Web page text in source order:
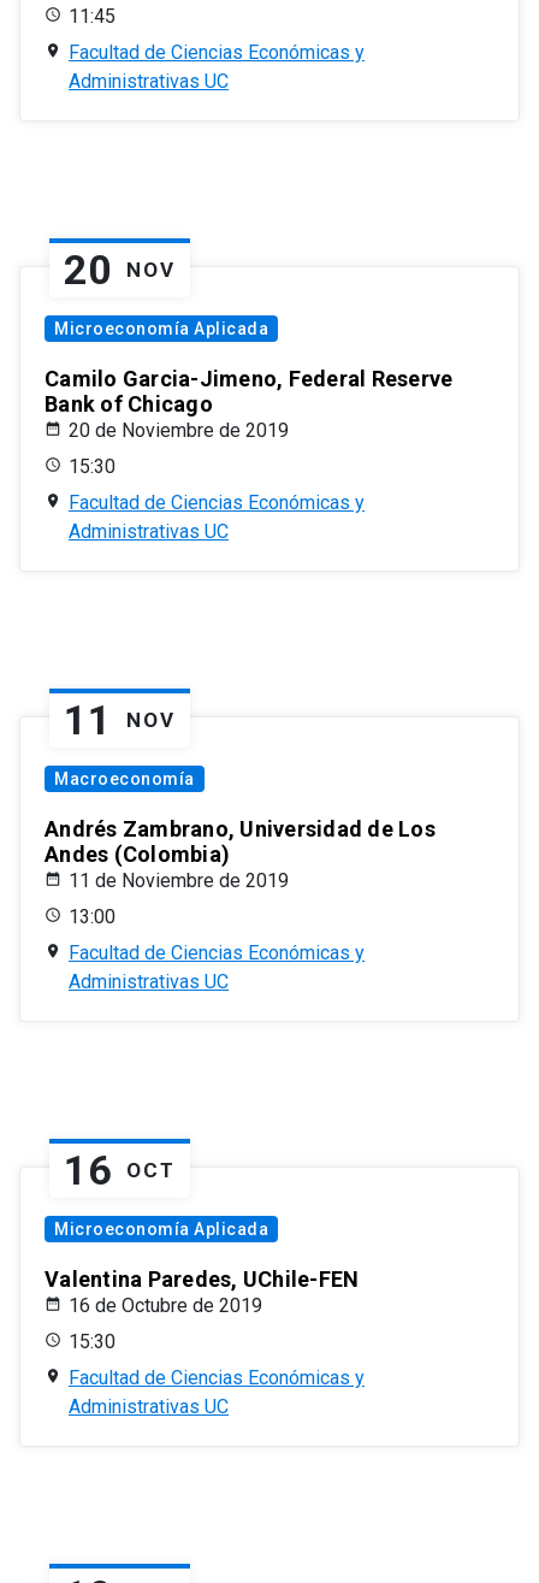
11:45
Facultad de Ciencias Económicas y
Administrativas UC
20 NOV
Microeconomía Aplicada
Camilo Garcia-Jimeno, Federal Reserve
Bank of Chicago
20 de Noviembre de 2019
15:30
Facultad de Ciencias Económicas y
Administrativas UC
11 NOV
Macroeconomía
Andrés Zambrano, Universidad de Los
Andes (Colombia)
11 de Noviembre de 2019
13:00
Facultad de Ciencias Económicas y
Administrativas UC
16 OCT
Microeconomía Aplicada
Valentina Paredes, UChile-FEN
16 de Octubre de 2019
15:30
Facultad de Ciencias Económicas y
Administrativas UC